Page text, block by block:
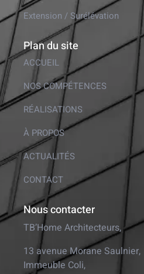
Extension / Surélévation
Plan du site
ACCUEIL
NOS COMPÉTENCES
RÉALISATIONS
À PROPOS
ACTUALITÉS
CONTACT
Nous contacter
TB’Home Architecteurs,
13 avenue Morane Saulnier,
Immeuble Coli,